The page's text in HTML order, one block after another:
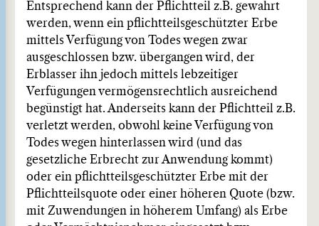
Entsprechend kann der Pflichtteil z.B. gewahrt
werden, wenn ein pflichtteilsgeschützter Erbe
mittels Verfügung von Todes wegen zwar
ausgeschlossen bzw. übergangen wird, der
Erblasser ihn jedoch mittels lebzeitiger
Verfügungen vermögensrechtlich ausreichend
begünstigt hat. Anderseits kann der Pflichtteil z.B.
verletzt werden, obwohl keine Verfügung von
Todes wegen hinterlassen wird (und das
gesetzliche Erbrecht zur Anwendung kommt)
oder ein pflichtteilsgeschützter Erbe mit der
Pflichtteilsquote oder einer höheren Quote (bzw.
mit Zuwendungen in höherem Umfang) als Erbe